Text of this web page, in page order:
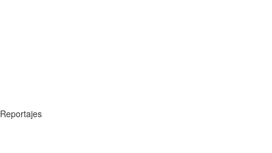
Reportajes